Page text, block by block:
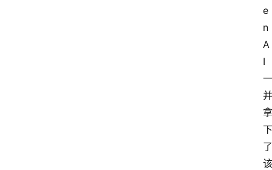
e
n
A
I
一
并
拿
下
了
该